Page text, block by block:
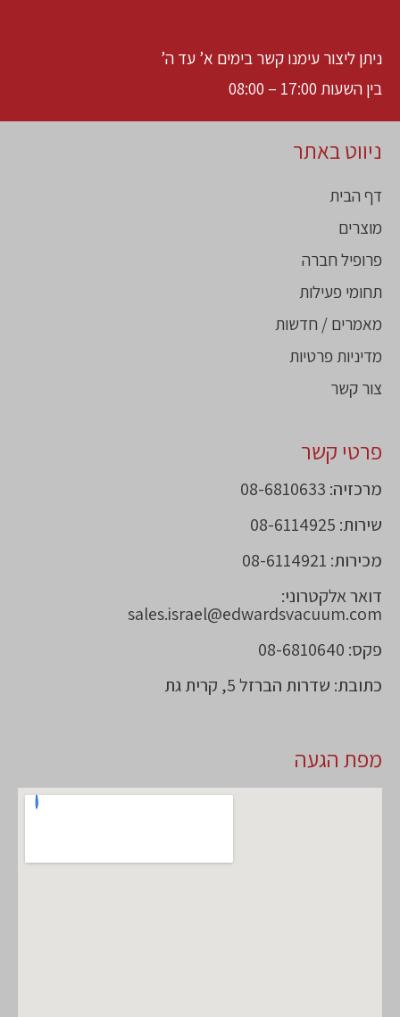
ניתן ליצור עימנו קשר בימים א’ עד ה’
בין השעות 17:00 – 08:00
ניווט באתר
דף הבית
מוצרים
פרופיל חברה
תחומי פעילות
מאמרים / חדשות
מדיניות פרטיות
צור קשר
פרטי קשר
מרכזיה: 08-6810633
שירות: 08-6114925
מכירות: 08-6114921
דואר אלקטרוני:
sales.israel@edwardsvacuum.com
פקס: 08-6810640
כתובת: שדרות הברזל 5, קרית גת
מפת הגעה